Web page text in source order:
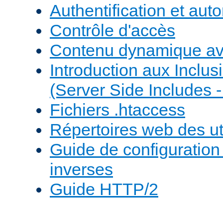
Authentification et
Contrôle d'accès
Contenu dynamique
Introduction aux
(Server Side Includes
Fichiers .htaccess
Répertoires web des
Guide de
inverses
Guide HTTP/2